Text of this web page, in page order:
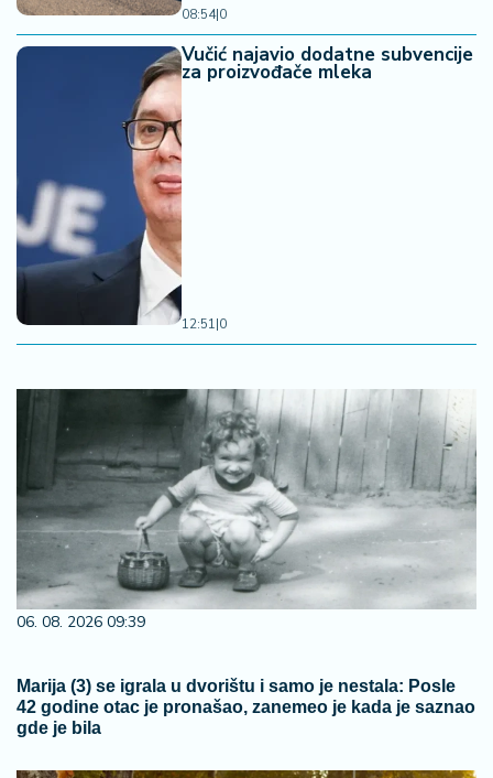
08:54|0
Vučić najavio dodatne subvencije
za proizvođače mleka
12:51|0
06. 08. 2026 09:39
Marija (3) se igrala u dvorištu i samo je nestala: Posle
42 godine otac je pronašao, zanemeo je kada je saznao
gde je bila